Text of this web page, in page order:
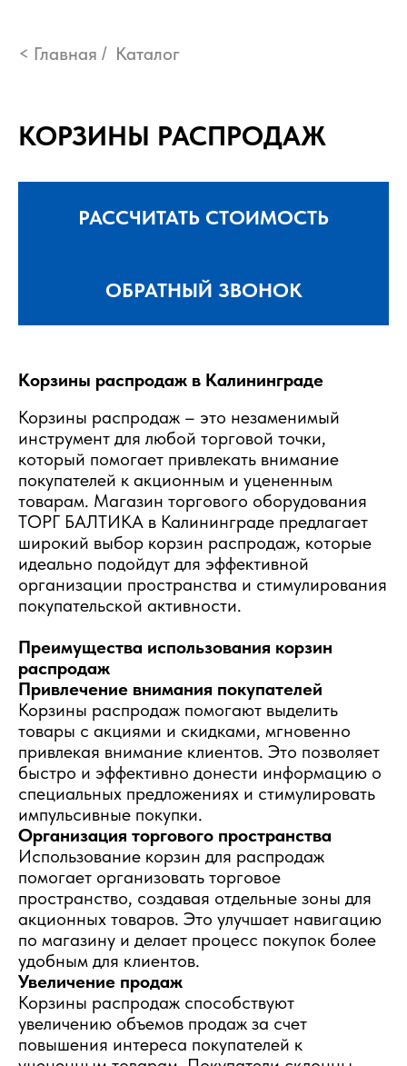
< Главная / Каталог
КОРЗИНЫ РАСПРОДАЖ
РАССЧИТАТЬ СТОИМОСТЬ
ОБРАТНЫЙ ЗВОНОК
Корзины распродаж в Калининграде
Корзины распродаж – это незаменимый
инструмент для любой торговой точки,
который помогает привлекать внимание
покупателей к акционным и уцененным
товарам. Магазин торгового оборудования
ТОРГ БАЛТИКА в Калининграде предлагает
широкий выбор корзин распродаж, которые
идеально подойдут для эффективной
организации пространства и стимулирования
покупательской активности.
Преимущества использования корзин
распродаж
Привлечение внимания покупателей
Корзины распродаж помогают выделить
товары с акциями и скидками, мгновенно
привлекая внимание клиентов. Это позволяет
быстро и эффективно донести информацию о
специальных предложениях и стимулировать
импульсивные покупки.
Организация торгового пространства
Использование корзин для распродаж
помогает организовать торговое
пространство, создавая отдельные зоны для
акционных товаров. Это улучшает навигацию
по магазину и делает процесс покупок более
удобным для клиентов.
Увеличение продаж
Корзины распродаж способствуют
увеличению объемов продаж за счет
повышения интереса покупателей к